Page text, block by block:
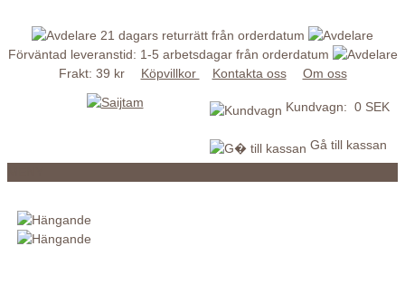
21 dagars returrätt från orderdatum
Förväntad leveranstid: 1-5 arbetsdagar från orderdatum
Frakt: 39 kr
Köpvillkor Kontakta oss Om oss
Kundvagn: 0 SEK
Gå till kassan